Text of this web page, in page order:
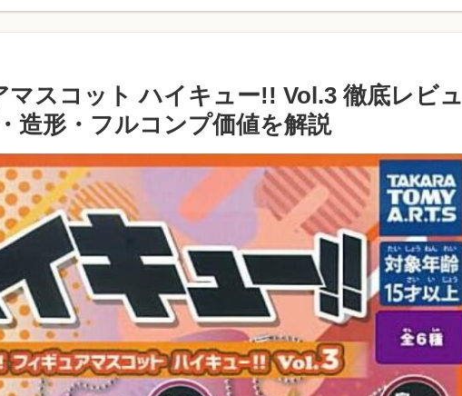
スコット ハイキュー!! Vol.3 徹底レビュ
造形・フルコンプ価値を解説